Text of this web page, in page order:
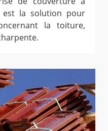
est la solution pour
la toiture,